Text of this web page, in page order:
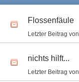
Flossenfäule
Letzter Beitrag von
nichts hilft...
Letzter Beitrag von